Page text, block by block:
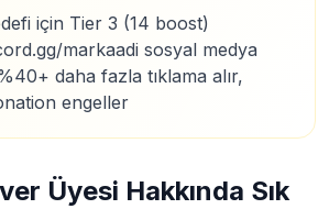
için Tier 3 (14 boost)
markaadi sosyal medya
daha fazla tıklama alır,
engeller
Üyesi Hakkında Sık